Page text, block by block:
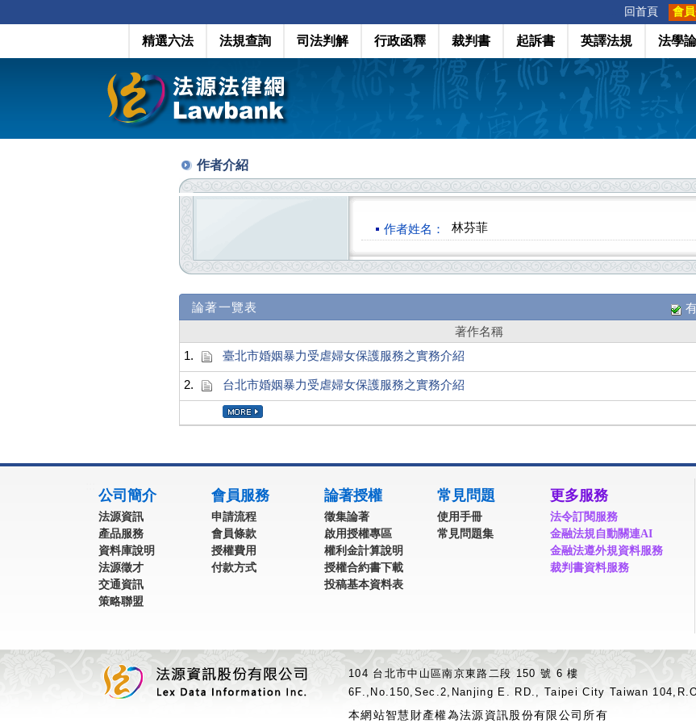
回首頁 會
精選六法 法規查詢 司法判解 行政函釋 裁判書 起訴書 英譯法規 法學
作者介紹
作者姓名： 林芬菲
論著一覽表
著作名稱
1.
臺北市婚姻暴力受虐婦女保護服務之實務介紹
2. 台北市婚姻暴力受虐婦女保護服務之實務介紹
公司簡介
法源資訊
產品服務
資料庫說明
法源徵才
交通資訊
策略聯盟
會員服務
申請流程
會員條款
授權費用
付款方式
論著授權
徵集論著
啟用授權專區
權利金計算說明
授權合約書下載
投稿基本資料表
常見問題
使用手冊
常見問題集
更多服務
法令訂閱服務
金融法規自動關連AI
金融法遵外規資料服務
裁判書資料服務
104 台北市中山區南京東路二段 150 號 6 樓
6F.,No.150,Sec.2,Nanjing E. RD., Taipei City Taiwan
本網站智慧財產權為法源資訊股份有限公司所有